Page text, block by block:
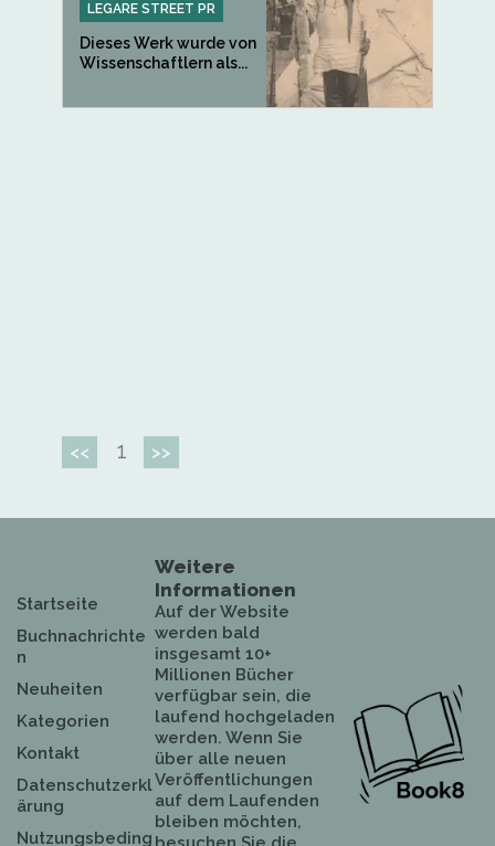
LEGARE STREET PR
Dieses Werk wurde von
Wissenschaftlern als...
<< 1 >>
Startseite
Buchnachrichte
n
Neuheiten
Kategorien
Kontakt
Datenschutzerkl
ärung
Nutzungsbeding
Weitere
Informationen
Auf der Website
werden bald
insgesamt 10+
Millionen Bücher
verfügbar sein, die
laufend hochgeladen
werden. Wenn Sie
über alle neuen
Veröffentlichungen
auf dem Laufenden
bleiben möchten,